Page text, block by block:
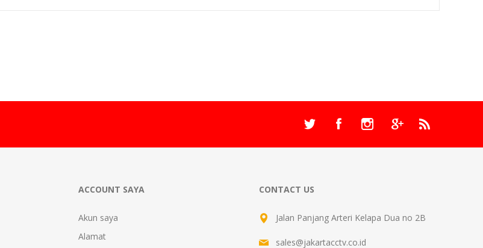
ACCOUNT SAYA
Akun saya
Alamat
CONTACT US
Jalan Panjang Arteri Kelapa Dua no 2B
sales@jakartacctv.co.id